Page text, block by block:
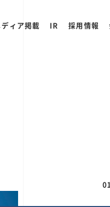
ィア掲載 IR 採用情報
0